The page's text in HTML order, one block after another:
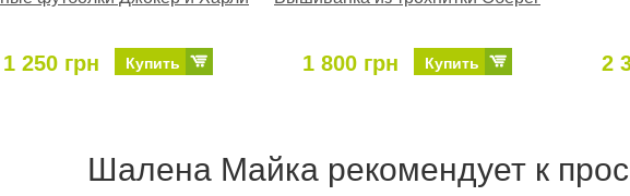
1 250 грн Купить 1 800 грн Купить 2
Шалена Майка рекомендует к